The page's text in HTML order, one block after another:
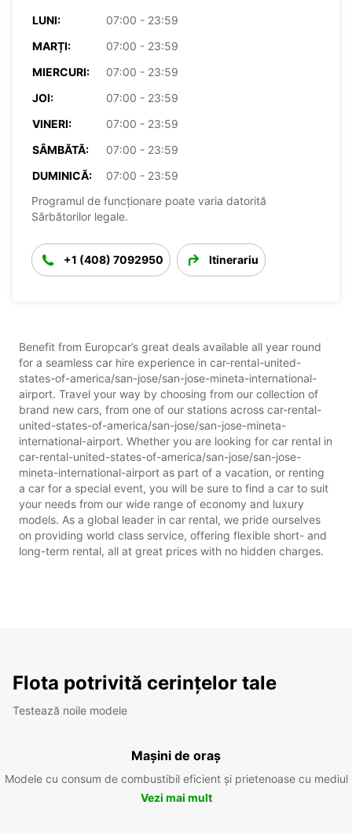
LUNI:
07:00 - 23:59
MARȚI:
07:00 - 23:59
MIERCURI:
07:00 - 23:59
JOI:
07:00 - 23:59
VINERI:
07:00 - 23:59
SÂMBĂTĂ:
07:00 - 23:59
DUMINICĂ:
07:00 - 23:59
Programul de funcționare poate varia datorită
Sărbătorilor legale.
+1 (408) 7092950 Itinerariu
Benefit from Europcar’s great deals available all year round
for a seamless car hire experience in car-rental-united-
states-of-america/san-jose/san-jose-mineta-international-
airport. Travel your way by choosing from our collection of
brand new cars, from one of our stations across car-rental-
united-states-of-america/san-jose/san-jose-mineta-
international-airport. Whether you are looking for car rental in
car-rental-united-states-of-america/san-jose/san-jose-
mineta-international-airport as part of a vacation, or renting
a car for a special event, you will be sure to find a car to suit
your needs from our wide range of economy and luxury
models. As a global leader in car rental, we pride ourselves
on providing world class service, offering flexible short- and
long-term rental, all at great prices with no hidden charges.
Flota potrivită cerințelor tale
Testează noile modele
Mașini de oraș
Modele cu consum de combustibil eficient și prietenoase cu mediul
Vezi mai mult